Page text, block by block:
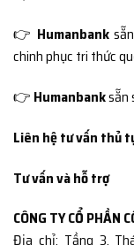
👉 Humanbank
chinh phục tri thức
👉 Humanbanksẵn
Liên hệ tư vấn thủ
Tư vấn và hỗ trợ
CÔNG TY CỔ PHẦN
Địa chỉ: Tầng 3,